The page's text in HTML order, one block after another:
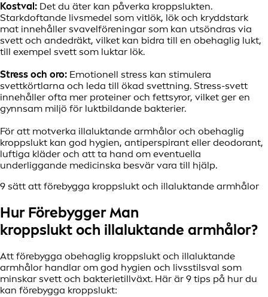
Kostval: Det du äter kan påverka kroppslukten.
Starkdoftande livsmedel som vitlök, lök och kryddstark
mat innehåller svavelföreningar som kan utsöndras via
svett och andedräkt, vilket kan bidra till en obehaglig lukt,
till exempel svett som luktar lök.
Stress och oro: Emotionell stress kan stimulera
svettkörtlarna och leda till ökad svettning. Stress-svett
innehåller ofta mer proteiner och fettsyror, vilket ger en
gynnsam miljö för luktbildande bakterier.
För att motverka illaluktande armhålor och obehaglig
kroppslukt kan god hygien, antiperspirant eller deodorant,
luftiga kläder och att ta hand om eventuella
underliggande medicinska besvär vara till hjälp.
9 sätt att förebygga kroppslukt och illaluktande armhålor
Hur Förebygger Man
kroppslukt och illaluktande armhålor?
Att förebygga obehaglig kroppslukt och illaluktande
armhålor handlar om god hygien och livsstilsval som
minskar svett och bakterietillväxt. Här är 9 tips på hur du
kan förebygga kroppslukt: